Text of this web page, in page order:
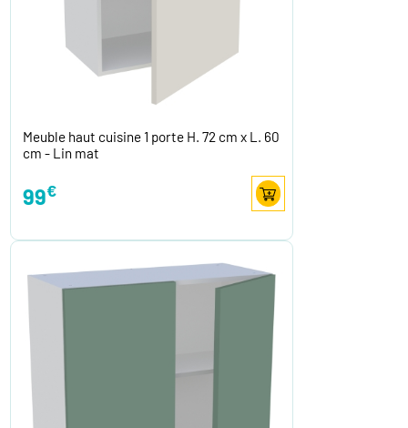
Meuble haut cuisine 1 porte H. 72 cm x L. 60
cm - Lin mat
99€